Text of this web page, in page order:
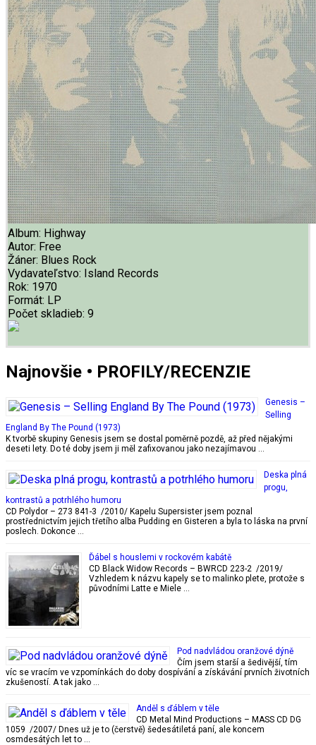
Album: Highway
Autor: Free
Žáner: Blues Rock
Vydavateľstvo: Island Records
Rok: 1970
Formát: LP
Počet skladieb: 9
Najnovšie • PROFILY/RECENZIE
Genesis –
Selling
England By The Pound (1973)
K tvorbě skupiny Genesis jsem se dostal poměrně pozdě, až před nějakými
deseti lety. Do té doby jsem ji měl zafixovanou jako nezajímavou …
Deska plná
progu,
kontrastů a potrhlého humoru
CD Polydor – 273 841-3 /2010/ Kapelu Supersister jsem poznal
prostřednictvím jejich třetího alba Pudding en Gisteren a byla to láska na první
poslech. Dokonce …
Ďábel s houslemi v rockovém kabátě
CD Black Widow Records – BWRCD 223-2 /2019/
Vzhledem k názvu kapely se to malinko plete, protože s
původními Latte e Miele …
Pod nadvládou oranžové dýně
Čím jsem starší a šedivější, tím
víc se vracím ve vzpomínkách do doby dospívání a získávání prvních životních
zkušeností. A tak jako …
Anděl s ďáblem v těle
CD Metal Mind Productions – MASS CD DG
1059 /2007/ Dnes už je to (čerstvě) šedesátiletá paní, ale koncem
osmdesátých let to …